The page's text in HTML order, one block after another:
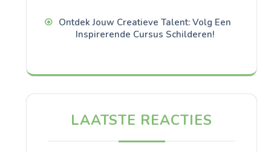
Ontdek Jouw Creatieve Talent: Volg Een
Inspirerende Cursus Schilderen!
LAATSTE REACTIES